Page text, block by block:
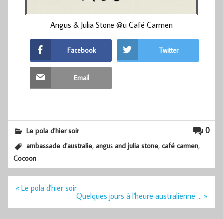
Angus & Julia Stone @u Café Carmen
Facebook Twitter
Email
0
Le pola d'hier soir
ambassade d'australie,angus and julia stone,café carmen,
Cocoon
Navigation
« Le pola d'hier soir
Quelques jours à l'heure australienne … »